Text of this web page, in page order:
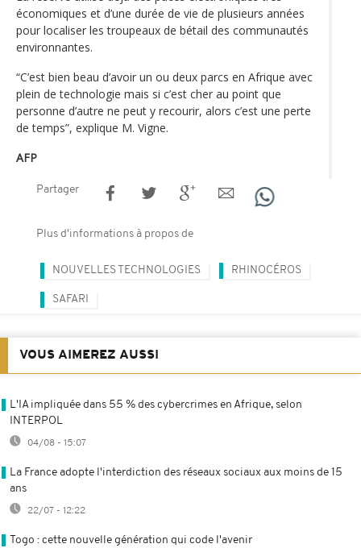
économiques et d’une durée de vie de plusieurs années
pour localiser les troupeaux de bétail des communautés
environnantes.
“C’est bien beau d’avoir un ou deux parcs en Afrique avec
plein de technologie mais si c’est cher au point que
personne d’autre ne peut y recourir, alors c’est une perte
de temps”, explique M. Vigne.
AFP
Partager
Plus d'informations à propos de
NOUVELLES TECHNOLOGIES RHINOCÉROS
SAFARI
VOUS AIMEREZ AUSSI
L'IA impliquée dans 55 % des cybercrimes en Afrique, selon
INTERPOL
04/08 - 15:07
La France adopte l'interdiction des réseaux sociaux aux moins de 15
ans
22/07 - 12:22
Togo : cette nouvelle génération qui code l'avenir